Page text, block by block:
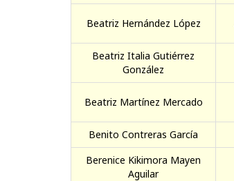
Beatriz Hernández López
Beatriz Italia Gutiérrez
González
Beatriz Martínez Mercado
Benito Contreras García
Berenice Kikimora Mayen
Aguilar